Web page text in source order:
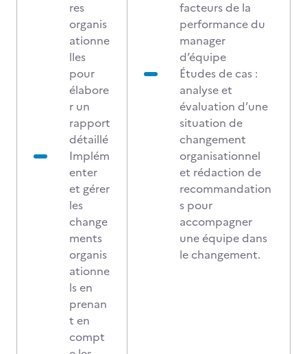
res
organis
ationne
lles
pour
élabore
r un
rapport
détaillé
Implém
enter
et gérer
les
change
ments
organis
ationne
ls en
prenan
t en
compt
facteurs de la
performance du
manager
d’équipe
Études de cas :
analyse et
évaluation d’une
situation de
changement
organisationnel
et rédaction de
recommandation
s pour
accompagner
une équipe dans
le changement.